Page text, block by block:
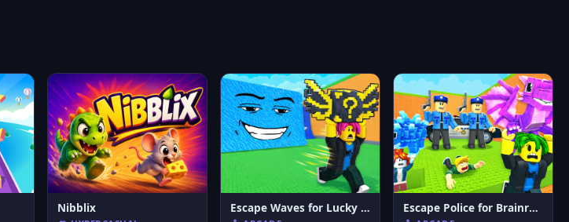
Nibblix Escape Waves for Lucky Blocks Escape Police for Brainrots